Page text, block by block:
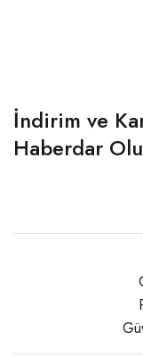
İndirim ve
Haberdar